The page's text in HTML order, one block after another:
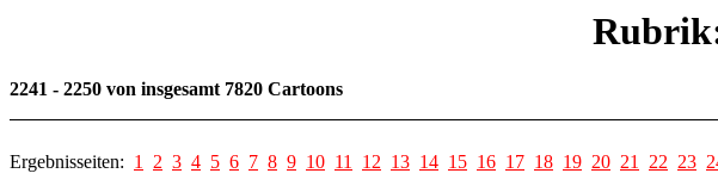
2241 - 2250 von insgesamt 7820 Cartoons
Ergebnisseiten: 1 2 3 4 5 6 7 8 9 10 11 12 13 14 15 16 17 18 19 20 21 22 23